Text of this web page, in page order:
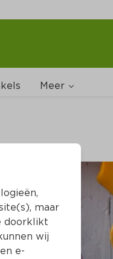
Meer
Wijnshop
maar
doorklikt
wij
e-